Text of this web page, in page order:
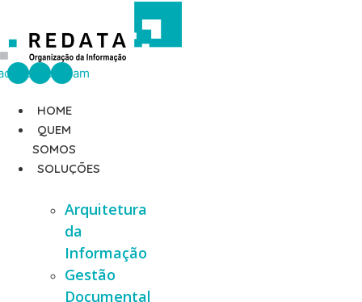
o
conteúdo
LinkedinInstagram
HOME
QUEM
SOMOS
SOLUÇÕES
Arquitetura
da
Informação
Gestão
Documental